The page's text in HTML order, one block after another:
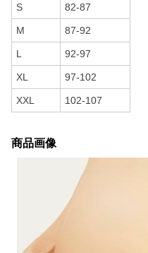
S 82-87
M 87-92
L 92-97
XL 97-102
XXL 102-107
商品画像